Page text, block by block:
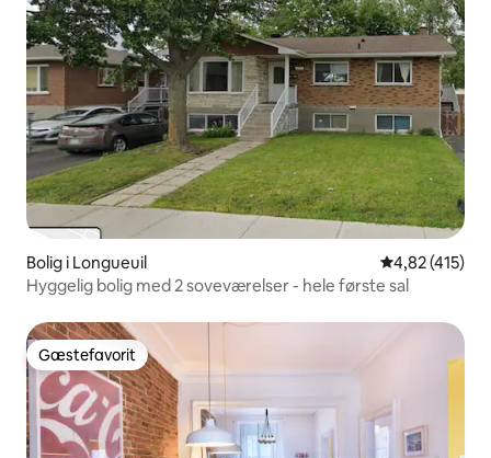
Bolig i Longueuil 4,82 ud af 5 i
4,82 (415)
Hyggelig bolig med 2 soveværelser - hele første sal
Gæstefavorit
Gæstefavorit